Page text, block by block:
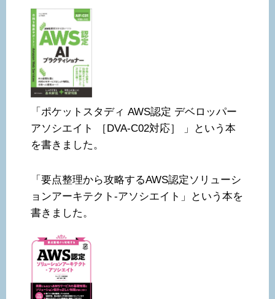
「ポケットスタディ AWS認定 デベロッパー
アソシエイト ［DVA-C02対応］ 」という本
を書きました。
「要点整理から攻略するAWS認定ソリューシ
ョンアーキテクト-アソシエイト」という本を
書きました。